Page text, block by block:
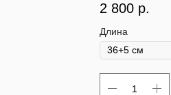
2 800 р.
Длина